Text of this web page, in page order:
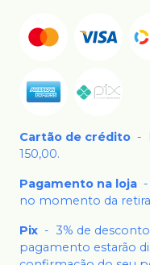
Cartão de crédito -
150,00.
Pagamento na loja -
no momento da
Pix - 3% de
pagamento estarão